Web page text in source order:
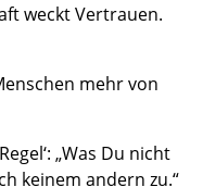
weckt Vertrauen.
mehr von
„Was Du nicht
keinem andern zu.“